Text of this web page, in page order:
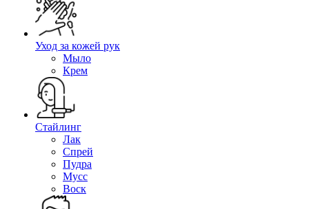
Уход за кожей рук
Мыло
Крем
Стайлинг
Лак
Спрей
Пудра
Мусс
Воск